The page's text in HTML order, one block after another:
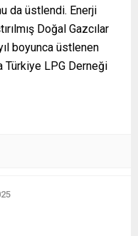
da üstlendi. Enerji
Doğal Gazcılar
boyunca üstlenen
Türkiye LPG Derneği